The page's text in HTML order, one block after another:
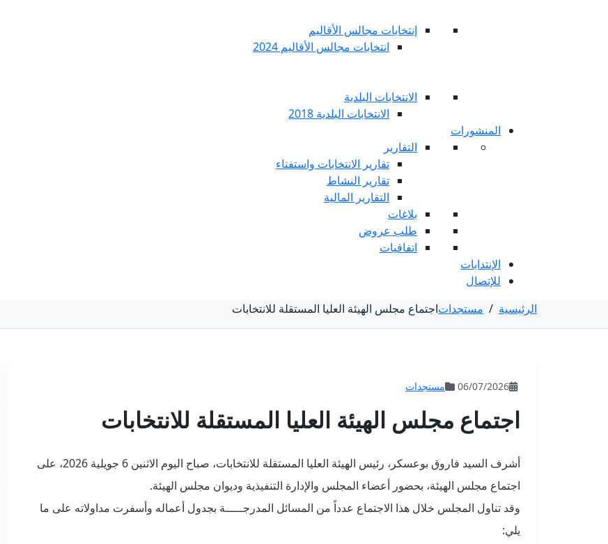
إنتخابات مجالس الأقاليم
انتخابات مجالس الأقاليم 2024
الانتخابات البلدية
الانتخابات البلدية 2018
المنشورات
التقارير
تقارير الانتخابات واستفتاء
تقارير النشاط
التقارير المالية
بلاغات
طلب عروض
اتفاقيات
الإنتدابات
للإتصال
الرئيسية / مستجداتاجتماع مجلس الهيئة العليا المستقلة للانتخابات
06/07/2026 مستجدات
اجتماع مجلس الهيئة العليا المستقلة للانتخابات
أشرف السيد فاروق بوعسكر، رئيس الهيئة العليا المستقلة للانتخابات، صباح اليوم الاثنين 6 جويلية 2026، على
اجتماع مجلس الهيئة، بحضور أعضاء المجلس والإدارة التنفيذية وديوان مجلس الهيئة.
وقد تناول المجلس خلال هذا الاجتماع عدداً من المسائل المدرجـــــة بجدول أعماله وأسفرت مداولاته على ما
يلي: